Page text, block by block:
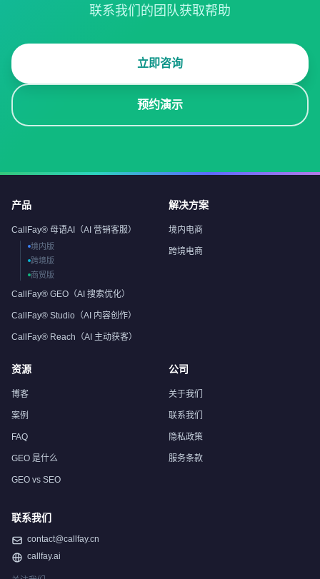
联系我们的团队获取帮助
立即咨询
预约演示
产品
CallFay® 母语AI（AI 营销客服）
境内版
跨境版
商贸版
CallFay® GEO（AI 搜索优化）
CallFay® Studio（AI 内容创作）
CallFay® Reach（AI 主动获客）
解决方案
境内电商
跨境电商
资源
博客
案例
FAQ
GEO 是什么
GEO vs SEO
公司
关于我们
联系我们
隐私政策
服务条款
联系我们
contact@callfay.cn
callfay.ai